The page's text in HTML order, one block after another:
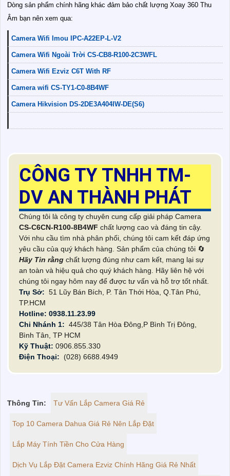
Dòng sản phẩm chính hãng khác đảm bảo chất lượng Xoay 360 Thu
Âm bạn nên xem qua:
Camera Wifi Imou IPC-A22EP-L-V2
Camera Wifi Ngoài Trời CS-CB8-R100-2C3WFL
Camera Wifi Ezviz C6T With RF
Camera wifi CS-TY1-C0-8B4WF
Camera Hikvision DS-2DE3A404IW-DE(S6)
CÔNG TY TNHH TM-
DV AN THÀNH PHÁT
Chúng tôi là công ty chuyên cung cấp giải pháp Camera
CS-C6CN-R100-8B4WF chất lượng cao và đáng tin cậy.
Với nhu cầu tìm nhà phân phối, chúng tôi cam kết đáp ứng
yêu cầu của quý khách hàng. Sản phẩm của chúng tôi 🔄
Hãy Tin rằng chất lượng đúng như cam kết, mang lại sự
an toàn và hiệu quả cho quý khách hàng. Hãy liên hệ với
chúng tôi ngay hôm nay để được tư vấn và hỗ trợ tốt nhất.
Trụ Sở: 51 Lũy Bán Bích, P. Tân Thới Hòa, Q.Tân Phú,
TP.HCM
Hotline: 0938.11.23.99
Chi Nhánh 1: 445/38 Tân Hòa Đông,P Bình Trị Đông,
Bình Tân, TP HCM
Kỹ Thuật: 0906.855.330
Điện Thoại:
(028) 6688.4949
Thông Tin: Tư Vấn Lắp Camera Giá Rẻ
Top 10 Camera Dahua Giá Rẻ Nên Lắp Đặt
Lắp Máy Tính Tiền Cho Cửa Hàng
Dịch Vụ Lắp Đặt Camera Ezviz Chính Hãng Giá Rẻ Nhất